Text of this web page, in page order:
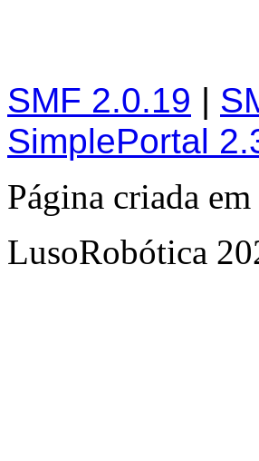
SMF 2.0.19 |
SimplePortal
Página criada
LusoRobótica